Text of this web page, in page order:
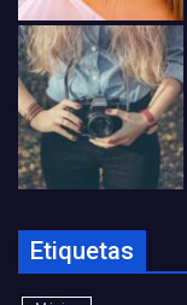
Etiquetas